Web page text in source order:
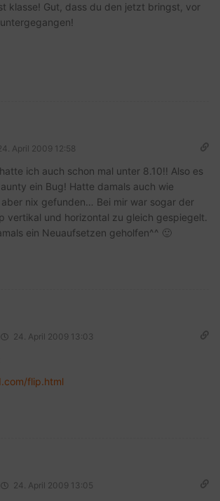
klasse! Gut, dass du den jetzt bringst, vor
April 2009 12:58
ich auch schon mal unter 8.10!! Also es
ein Bug! Hatte damals auch wie
nix gefunden… Bei mir war sogar der
vertikal und horizontal zu gleich gespiegelt.
ein Neuaufsetzen geholfen^^ 🙂
24. April 2009 13:03
flip.html
24. April 2009 13:05